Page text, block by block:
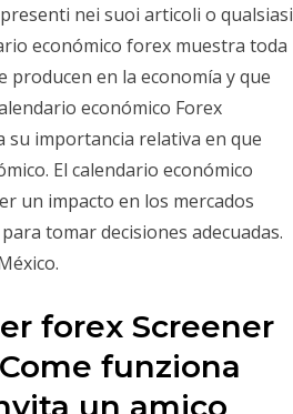
nei suoi articoli o qualsiasi
económico forex muestra toda
en la economía y que
económico Forex
su importancia relativa en que
El calendario económico
un impacto en los mercados
tomar decisiones adecuadas.
forex Screener
funziona
un amico